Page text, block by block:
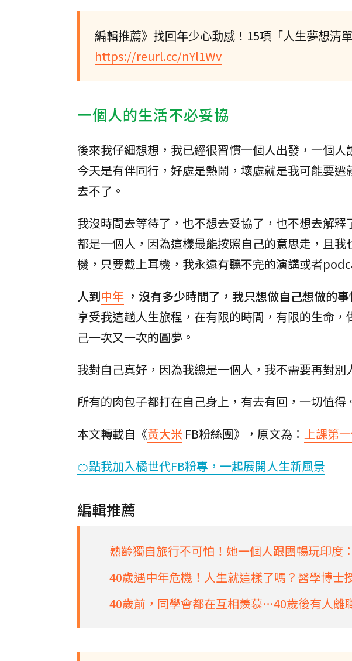
編輯推薦》找回年少心動感！15項「人生夢想清
https://reurl.cc/nYl1Wv
一個人的生活不必妥協
後來我仔細想想，我已經很習慣一個人出發，一個
今天是有伴同行，好處是熱鬧，壞處就是我可能要
去不了。
我沒時間去等待了，也不想去妥協了，也不想去解
都是一個人，因為這樣最能按照自己的意思走，且
機，只要戴上耳機，我永遠有聽不完的演講或者
人到中年 ，沒有多少時間了，我只想做自己想做的
享受我這趟人生旅程，在有限的時間，有限的生命
己一次又一次的圓夢。
我對自己真好，因為我總是一個人，我不需要再對別
所有的肉包子都打在自己身上，有去有回，一切值得
本文轉載自《黃大米 FB粉絲團》，原文為： 上課第
🍊點我加入橘世代FB粉專，一起展開人生新風景
編輯推薦
熟齡獨自旅行不可怕！她一個人跟團暢玩印度
40歲遇中年危機！人生就這樣了嗎？醫學博士
40歲前，同學會都在互相羨慕…40歲後有人離